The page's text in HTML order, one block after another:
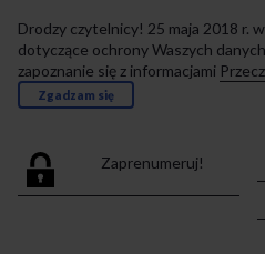
Drodzy czytelnicy! 25 maja 2018 r.
dotyczące ochrony Waszych
zapoznanie się z informacjami
Zgadzam się
Zaprenumeruj!